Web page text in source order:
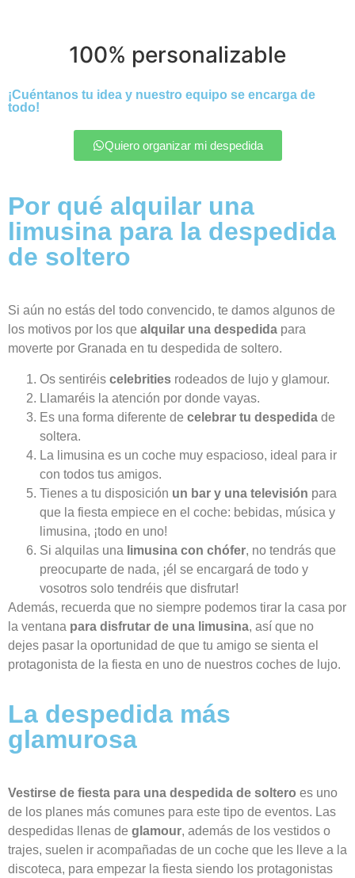
100% personalizable
¡Cuéntanos tu idea y nuestro equipo se encarga de
todo!
Quiero organizar mi despedida
Por qué alquilar una
limusina para la despedida
de soltero
Si aún no estás del todo convencido, te damos algunos de
los motivos por los que alquilar una despedida para
moverte por Granada en tu despedida de soltero.
Os sentiréis celebrities rodeados de lujo y glamour.
Llamaréis la atención por donde vayas.
Es una forma diferente de celebrar tu despedida de
soltera.
La limusina es un coche muy espacioso, ideal para ir
con todos tus amigos.
Tienes a tu disposición un bar y una televisión para
que la fiesta empiece en el coche: bebidas, música y
limusina, ¡todo en uno!
Si alquilas una limusina con chófer, no tendrás que
preocuparte de nada, ¡él se encargará de todo y
vosotros solo tendréis que disfrutar!
Además, recuerda que no siempre podemos tirar la casa por
la ventana para disfrutar de una limusina, así que no
dejes pasar la oportunidad de que tu amigo se sienta el
protagonista de la fiesta en uno de nuestros coches de lujo.
La despedida más
glamurosa
Vestirse de fiesta para una despedida de soltero es uno
de los planes más comunes para este tipo de eventos. Las
despedidas llenas de glamour, además de los vestidos o
trajes, suelen ir acompañadas de un coche que les lleve a la
discoteca, para empezar la fiesta siendo los protagonistas